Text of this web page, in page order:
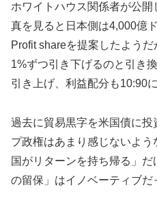
ホワイトハウス関係者が公
真を見ると日本側は4,000億
Profit shareを提案したよう
1%ずつ引き下げるのと引き
引き上げ、利益配分も10:90
過去に貿易黒字を米国債に
プ政権はあまり感じないよ
国がリターンを持ち帰る」
の留保」はイノベーティブだ